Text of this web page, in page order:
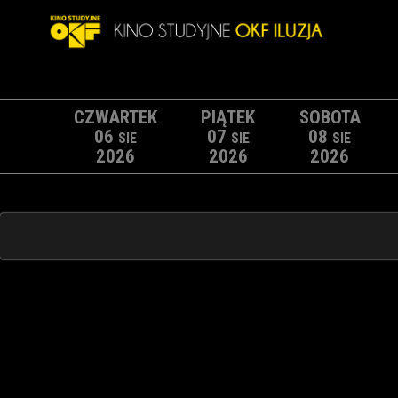
CZWARTEK
06 SIE
2026
PIĄTEK
07 SIE
2026
SOBOTA
08 SIE
2026